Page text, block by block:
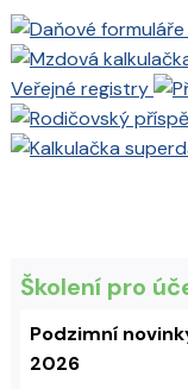
Veřejné registry
Školení pro
Podzimní
2026